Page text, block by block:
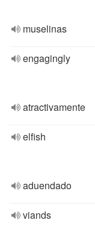
muselinas
engagingly
atractivamente
elfish
aduendado
viands